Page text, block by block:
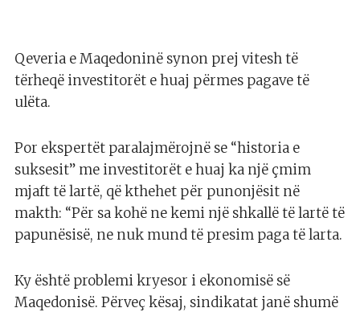
Qeveria e Maqedoninë synon prej vitesh të
tërheqë investitorët e huaj përmes pagave të
ulëta.
Por ekspertët paralajmërojnë se “historia e
suksesit” me investitorët e huaj ka një çmim
mjaft të lartë, që kthehet për punonjësit në
makth: “Për sa kohë ne kemi një shkallë të lartë të
papunësisë, ne nuk mund të presim paga të larta.
Ky është problemi kryesor i ekonomisë së
Maqedonisë. Përveç kësaj, sindikatat janë shumë